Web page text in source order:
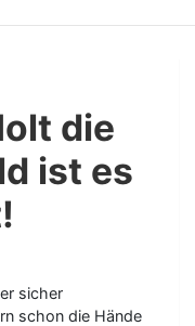
die
ist es
sicher
schon die Hände